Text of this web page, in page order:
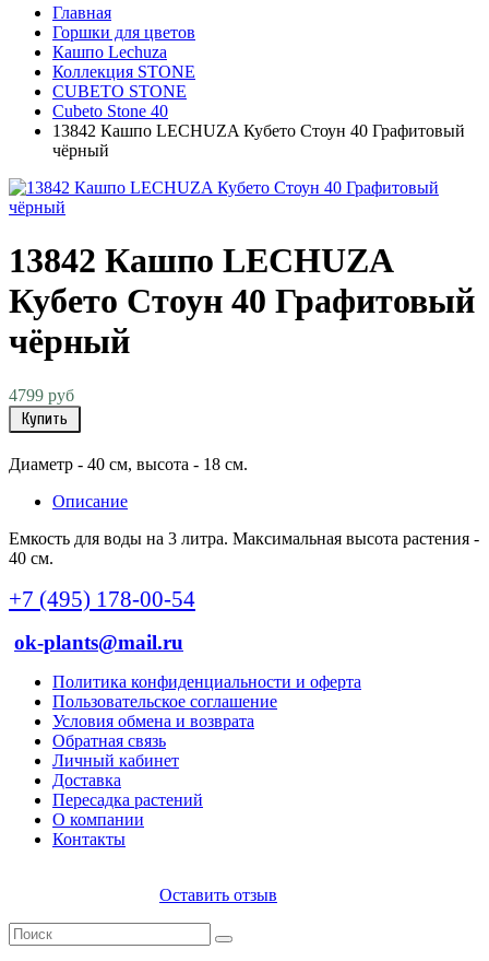
Главная
Горшки для цветов
Кашпо Lechuza
Коллекция STONE
CUBETO STONE
Cubeto Stone 40
13842 Кашпо LECHUZA Кубето Стоун 40 Графитовый
чёрный
13842 Кашпо LECHUZA
Кубето Стоун 40 Графитовый
чёрный
4799 руб
Купить
Диаметр - 40 см, высота - 18 см.
Описание
Емкость для воды на 3 литра. Максимальная высота растения -
40 см.
+7 (495) 178-00-54
ok-plants@mail.ru
Политика конфиденциальности и оферта
Пользовательское соглашение
Условия обмена и возврата
Обратная связь
Личный кабинет
Доставка
Пересадка растений
О компании
Контакты
Оставить отзыв